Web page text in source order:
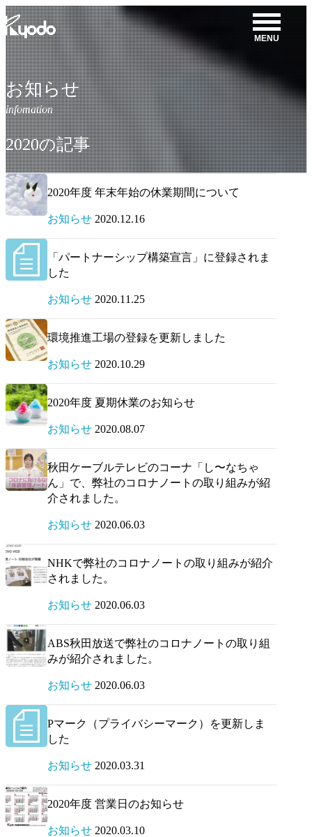
コ
ン
テ
ン
ツ
を
表
示
MENU
お知らせ
2020の記事
2020年度 年末年始の休業期間について
お知らせ 2020.12.16
「パートナーシップ構築宣言」に登録されま
した
お知らせ 2020.11.25
環境推進工場の登録を更新しました
お知らせ 2020.10.29
2020年度 夏期休業のお知らせ
お知らせ 2020.08.07
秋田ケーブルテレビのコーナ「し〜なちゃ
ん」で、弊社のコロナノートの取り組みが紹
介されました。
お知らせ 2020.06.03
NHKで弊社のコロナノートの取り組みが紹介
されました。
お知らせ 2020.06.03
ABS秋田放送で弊社のコロナノートの取り組
みが紹介されました。
お知らせ 2020.06.03
Pマーク（プライバシーマーク）を更新しま
した
お知らせ 2020.03.31
2020年度 営業日のお知らせ
お知らせ 2020.03.10